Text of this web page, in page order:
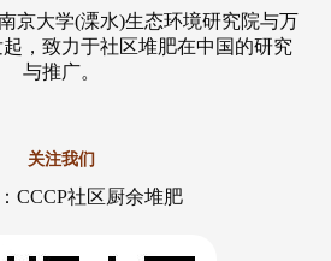
京大学(溧水)生态环境研究院与万
，致力于社区堆肥在中国的研究
与推广。
关注我们
CCCP社区厨余堆肥